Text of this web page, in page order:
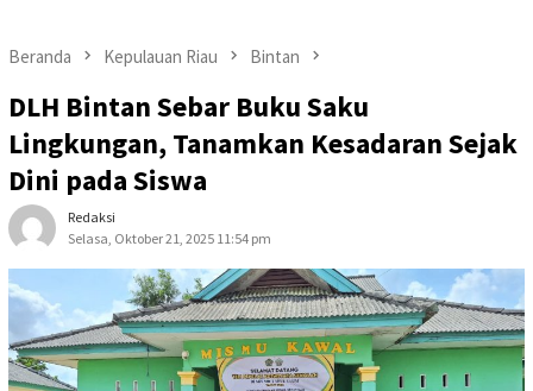
Beranda Kepulauan Riau Bintan
DLH Bintan Sebar Buku Saku
Lingkungan, Tanamkan Kesadaran Sejak
Dini pada Siswa
Redaksi
Selasa, Oktober 21, 2025 11:54 pm